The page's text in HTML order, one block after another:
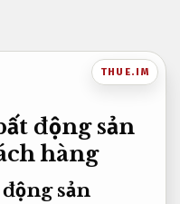
THUE.IM
động sản
hàng
sản